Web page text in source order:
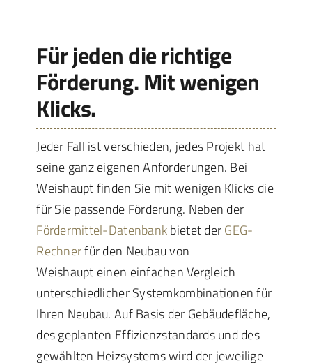
Für jeden die richtige
Förderung. Mit wenigen
Klicks.
Jeder Fall ist verschieden, jedes Projekt hat
seine ganz eigenen Anforderungen. Bei
Weishaupt finden Sie mit wenigen Klicks die
für Sie passende Förderung. Neben der
Fördermittel-Datenbankbietet derGEG-
Rechnerfür den Neubau von
Weishaupt einen einfachen Vergleich
unterschiedlicher Systemkombinationen für
Ihren Neubau. Auf Basis der Gebäudefläche,
des geplanten Effizienzstandards und des
gewählten Heizsystems wird der jeweilige